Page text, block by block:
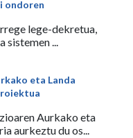
ondoren
lege-dekretua,
sistemen ...
eta Landa
Aurkako eta
aurkeztu du os...